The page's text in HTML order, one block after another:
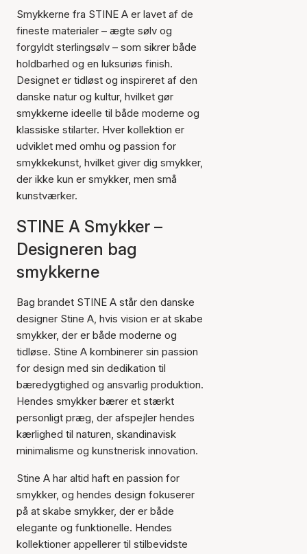
Smykkerne fra STINE A er lavet af de
fineste materialer – ægte sølv og
forgyldt sterlingsølv – som sikrer både
holdbarhed og en luksuriøs finish.
Designet er tidløst og inspireret af den
danske natur og kultur, hvilket gør
smykkerne ideelle til både moderne og
klassiske stilarter. Hver kollektion er
udviklet med omhu og passion for
smykkekunst, hvilket giver dig smykker,
der ikke kun er smykker, men små
kunstværker.
STINE A Smykker –
Designeren bag
smykkerne
Bag brandet STINE A står den danske
designer Stine A, hvis vision er at skabe
smykker, der er både moderne og
tidløse. Stine A kombinerer sin passion
for design med sin dedikation til
bæredygtighed og ansvarlig produktion.
Hendes smykker bærer et stærkt
personligt præg, der afspejler hendes
kærlighed til naturen, skandinavisk
minimalisme og kunstnerisk innovation.
Stine A har altid haft en passion for
smykker, og hendes design fokuserer
på at skabe smykker, der er både
elegante og funktionelle. Hendes
kollektioner appellerer til stilbevidste